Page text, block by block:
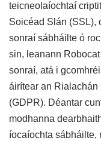
teicneolaíochtaí
Soicéad Slán (SSL),
sonraí sábháilte ó
sin, leanann
sonraí, atá i
áirítear an
(GDPR). Déantar
modhanna
íocaíochta sábháilte,